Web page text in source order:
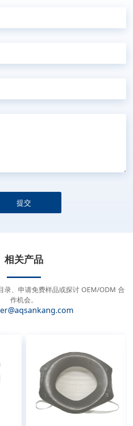
提交
相关产品
录、申请免费样品或探讨 OEM/ODM 合
作机会。